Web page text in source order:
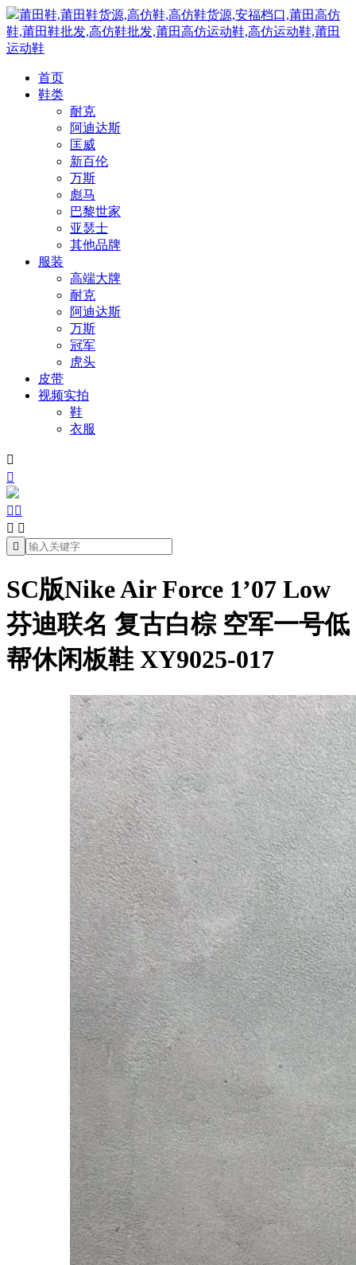
莆田鞋,莆田鞋货源,高仿鞋,高仿鞋货源,安福档口,莆田高仿
鞋,莆田鞋批发,高仿鞋批发,莆田高仿运动鞋,高仿运动鞋,莆田
运动鞋
首页
鞋类
耐克
阿迪达斯
匡威
新百伦
万斯
彪马
巴黎世家
亚瑟士
其他品牌
服装
高端大牌
耐克
阿迪达斯
万斯
冠军
虎头
皮带
视频实拍
鞋
衣服


 
 

SC版Nike Air Force 1’07 Low
芬迪联名 复古白棕 空军一号低
帮休闲板鞋 XY9025-017